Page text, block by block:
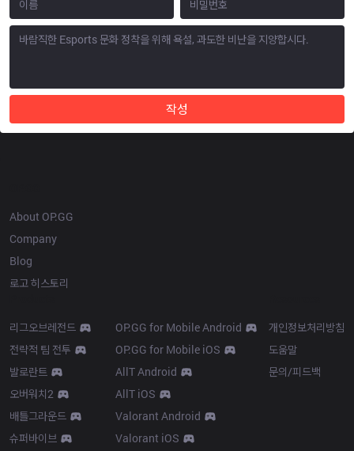
작성
About OP.GG
Company
Blog
로고 히스토리
리그오브레전드
전략적 팀 전투
발로란트
오버워치2
배틀그라운드
슈퍼바이브
OP.GG for Mobile Android
OP.GG for Mobile iOS
AllT Android
AllT iOS
Valorant Android
Valorant iOS
개인정보처리방침
도움말
문의/피드백